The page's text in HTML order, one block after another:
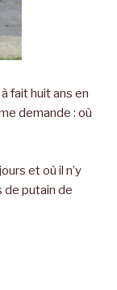
fait huit ans en
demande : où
et où il n’y
de putain de